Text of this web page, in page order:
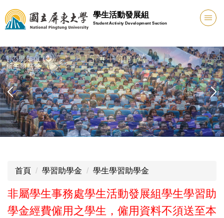
跳
到
主
內
容
區
學生活動發展組
Student Activity Development Section
首頁 學習助學金 學生學習助學金
非屬學生事務處學生活動發展組學生學習助
學金經費僱用之學生，僱用資料不須送至本